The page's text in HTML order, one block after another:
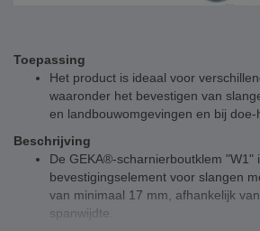
Toepassing
Het product is ideaal voor
waaronder het bevestigen van
en landbouwomgevingen en bij doe-
Beschrijving
De GEKA®-scharnierboutklem "W1"
bevestigingselement voor slangen
van minimaal 17 mm, afhankelijk
spanwijdte.